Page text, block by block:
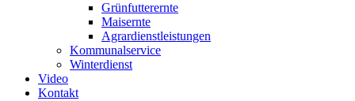
Grünfutterernte
Maisernte
Agrardienstleistungen
Kommunalservice
Winterdienst
Video
Kontakt